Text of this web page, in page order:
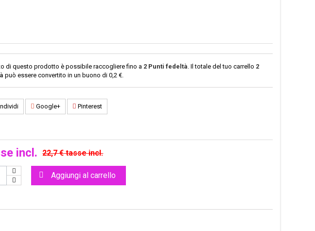
di questo prodotto è possibile raccogliere fino a 2 Punti fedeltà. Il totale del tuo carrello 2
può essere convertito in un buono di0,2 €.
Google+ Pinterest
incl. 22,7 €tasse incl.
Aggiungi al carrello